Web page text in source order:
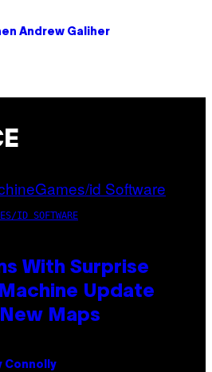
Andrew Galiher
ID SOFTWARE
With Surprise
Update
Maps
Connolly